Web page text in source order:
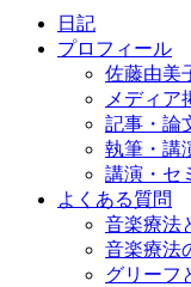
日記
プロフィール
佐藤由美
メディア
記事・論
執筆・講
講演・セ
よくある質問
音楽療法
音楽療法
グリーフ